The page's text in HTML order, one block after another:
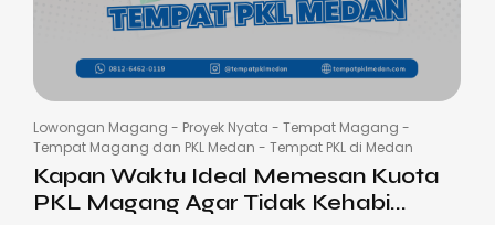
Lowongan Magang - Proyek Nyata - Tempat Magang -
Tempat Magang dan PKL Medan - Tempat PKL di Medan
Kapan Waktu Ideal Memesan Kuota
PKL Magang Agar Tidak Kehabi...